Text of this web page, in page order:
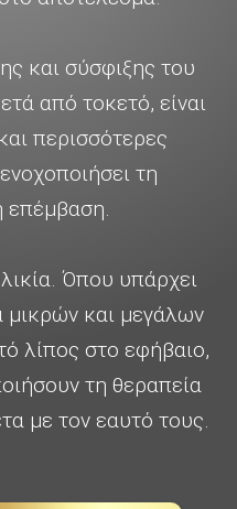
και σύσφιξης του
από τοκετό, είναι
περισσότερες
τη
επέμβαση.
Όπου υπάρχει
και μεγάλων
λίπος στο εφήβαιο,
τη θεραπεία
με τον εαυτό τους.